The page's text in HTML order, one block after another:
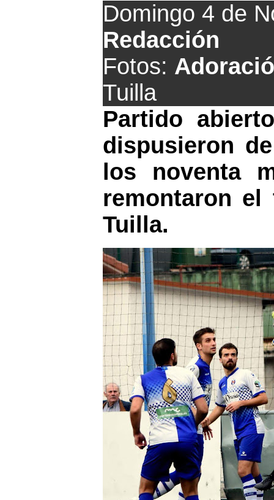
Domingo 4 de
Redacción
Fotos:
Tuilla
Partido
dispusieron
los noventa
remontaron el
Tuilla.